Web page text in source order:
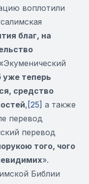
воплотили
благ, на
уже теперь
средство
, [25] а также
перевод
перевод
того, чого
».
Библии